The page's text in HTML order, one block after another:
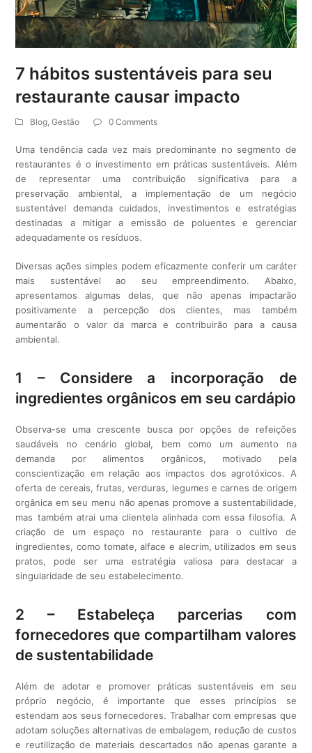
7 hábitos sustentáveis para seu
restaurante causar impacto
Blog,Gestão 0 Comments
Uma tendência cada vez mais predominante no segmento de
restaurantes é o investimento em práticas sustentáveis. Além
de representar uma contribuição significativa para a
preservação ambiental, a implementação de um negócio
sustentável demanda cuidados, investimentos e estratégias
destinadas a mitigar a emissão de poluentes e gerenciar
adequadamente os resíduos.
Diversas ações simples podem eficazmente conferir um caráter
mais sustentável ao seu empreendimento. Abaixo,
apresentamos algumas delas, que não apenas impactarão
positivamente a percepção dos clientes, mas também
aumentarão o valor da marca e contribuirão para a causa
ambiental.
1 – Considere a incorporação de
ingredientes orgânicos em seu cardápio
Observa-se uma crescente busca por opções de refeições
saudáveis no cenário global, bem como um aumento na
demanda por alimentos orgânicos, motivado pela
conscientização em relação aos impactos dos agrotóxicos. A
oferta de cereais, frutas, verduras, legumes e carnes de origem
orgânica em seu menu não apenas promove a sustentabilidade,
mas também atrai uma clientela alinhada com essa filosofia. A
criação de um espaço no restaurante para o cultivo de
ingredientes, como tomate, alface e alecrim, utilizados em seus
pratos, pode ser uma estratégia valiosa para destacar a
singularidade de seu estabelecimento.
2 – Estabeleça parcerias com
fornecedores que compartilham valores
de sustentabilidade
Além de adotar e promover práticas sustentáveis em seu
próprio negócio, é importante que esses princípios se
estendam aos seus fornecedores. Trabalhar com empresas que
adotam soluções alternativas de embalagem, redução de custos
e reutilização de materiais descartados não apenas garante a